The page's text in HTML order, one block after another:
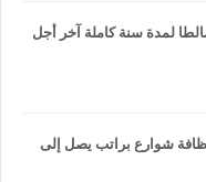
لمدة سنة كاملة آخر أجل
100 عامل نظافة شوارع براتب يصل إلى